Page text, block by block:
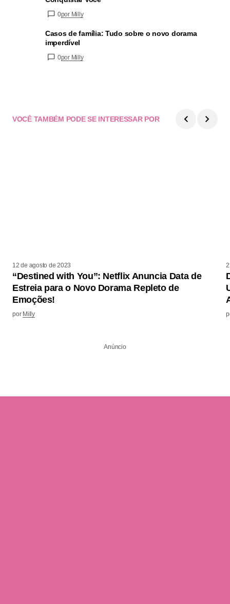
0por Milly
Casos de família: Tudo sobre o novo dorama
imperdível
0por Milly
VOCÊ TAMBÉM PODE SE INTERESSAR POR
12 de agosto de 2023
“Destined with You”: Netflix Anuncia Data de
Estreia para o Novo Dorama Repleto de
Emoções!
por Milly
Anúncio